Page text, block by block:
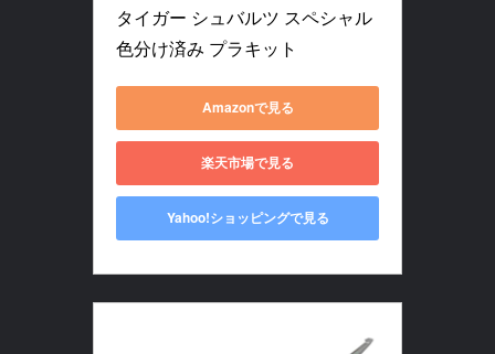
タイガー シュバルツ スペシャル
色分け済み プラキット
Amazonで見る
楽天市場で見る
Yahoo!ショッピングで見る